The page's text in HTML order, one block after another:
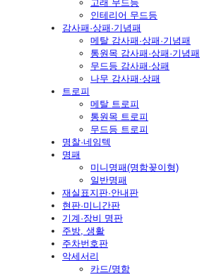
고래 무드등
인테리어 무드등
감사패·상패·기념패
메탈 감사패·상패·기념패
통원목 감사패·상패·기념패
무드등 감사패·상패
나무 감사패·상패
트로피
메탈 트로피
통원목 트로피
무드등 트로피
명찰·네임텍
명패
미니명패(명함꽂이형)
일반명패
재실표지판·안내판
현판·미니간판
기계·장비 명판
주방, 생활
주차번호판
악세서리
카드/명함